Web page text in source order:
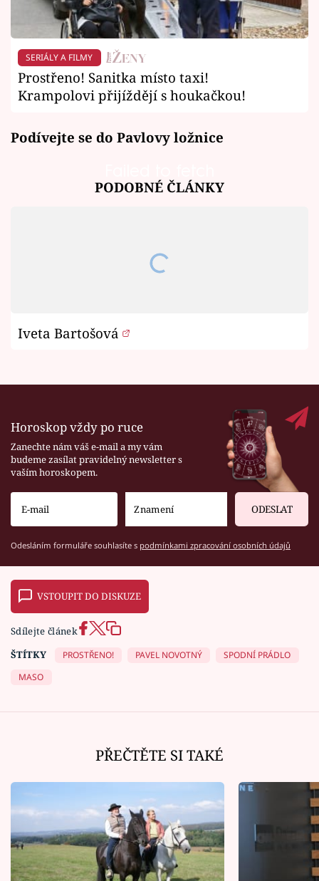
SERIÁLY A FILMY
Prostřeno! Sanitka místo taxi!
Krampolovi přijíždějí s houkačkou!
Podívejte se do Pavlovy ložnice
PODOBNÉ ČLÁNKY
Iveta Bartošová
Horoskop vždy po ruce
Zanechte nám váš e-mail a my vám
budeme zasílat pravidelný newsletter s
vaším horoskopem.
ODESLAT
Odesláním formuláře souhlasíte s podmínkami zpracování osobních údajů
VSTOUPIT DO DISKUZE
Sdílejte článek
ŠTÍTKY
PROSTŘENO! PAVEL NOVOTNÝ
SPODNÍ PRÁDLO
MASO
PŘEČTĚTE SI TAKÉ